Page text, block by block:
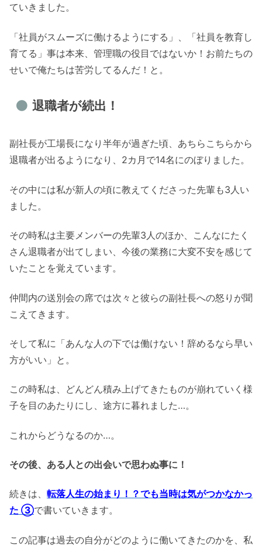
ていきました。
「社員がスムーズに働けるようにする」、「社員を教育し
育てる」事は本来、管理職の役目ではないか！お前たちの
せいで俺たちは苦労してるんだ！と。
退職者が続出！
副社長が工場長になり半年が過ぎた頃、あちらこちらから
退職者が出るようになり、2カ月で14名にのぼりました。
その中には私が新人の頃に教えてくださった先輩も3人い
ました。
その時私は主要メンバーの先輩3人のほか、こんなにたく
さん退職者が出てしまい、今後の業務に大変不安を感じて
いたことを覚えています。
仲間内の送別会の席では次々と彼らの副社長への怒りが聞
こえてきます。
そして私に「あんな人の下では働けない！辞めるなら早い
方がいい」と。
この時私は、どんどん積み上げてきたものが崩れていく様
子を目のあたりにし、途方に暮れました…。
これからどうなるのか…。
その後、ある人との出会いで思わぬ事に！
続きは、 転落人生の始まり！？でも当時は気がつかなかっ
た ③で書いていきます。
この記事は過去の自分がどのように働いてきたのかを、私